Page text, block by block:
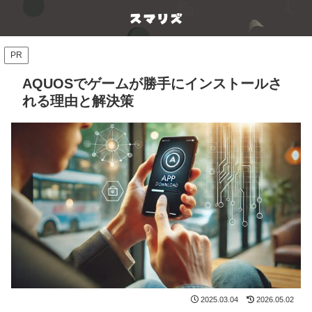
PR
AQUOSでゲームが勝手にインストールさ
れる理由と解決策
2025.03.04 2026.05.02